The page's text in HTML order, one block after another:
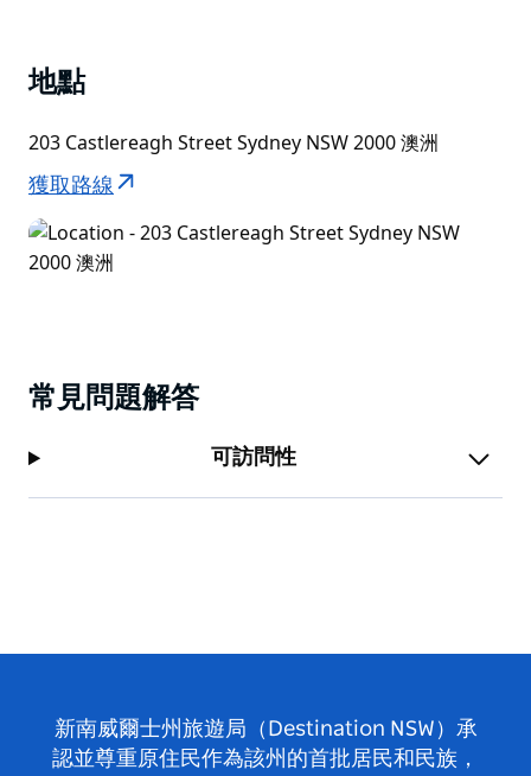
地點
203 Castlereagh Street Sydney NSW 2000 澳洲
獲取路線
常見問題解答
可訪問性
新南威爾士州旅遊局（Destination NSW）承
認並尊重原住民作為該州的首批居民和民族，